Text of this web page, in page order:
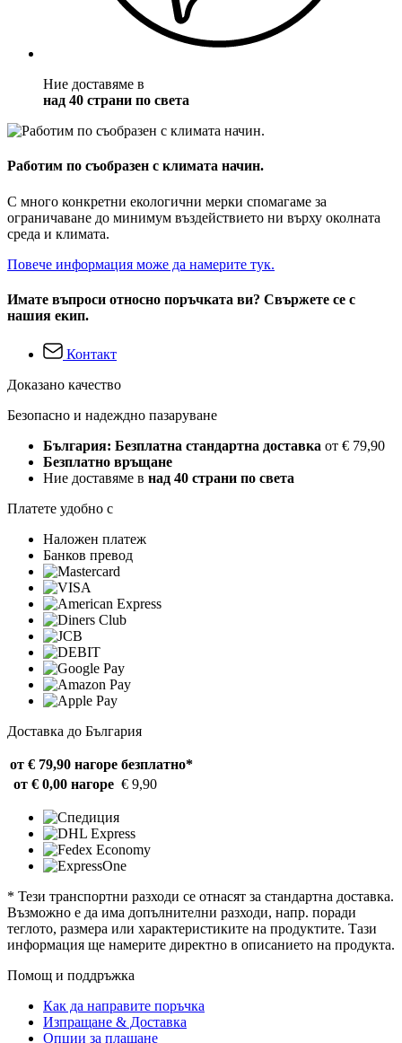
Ние доставяме в
над 40 страни по света
Работим по съобразен с климата начин.
С много конкретни екологични мерки спомагаме за
ограничаване до минимум въздействието ни върху околната
среда и климата.
Повече информация може да намерите тук.
Имате въпроси относно поръчката ви? Свържете се с
нашия екип.
Контакт
Доказано качество
Безопасно и надеждно пазаруване
България: Безплатна стандартна доставка от € 79,90
Безплатно връщане
Ние доставяме в над 40 страни по света
Платете удобно с
Наложен платеж
Банков превод
Доставка до България
от € 79,90 нагоре безплатно*
от € 0,00 нагоре € 9,90
* Тези транспортни разходи се отнасят за стандартна доставка.
Възможно е да има допълнителни разходи, напр. поради
теглото, размера или характеристиките на продуктите. Тази
информация ще намерите директно в описанието на продукта.
Помощ и поддръжка
Как да направите поръчка
Изпращане & Доставка
Опции за плащане